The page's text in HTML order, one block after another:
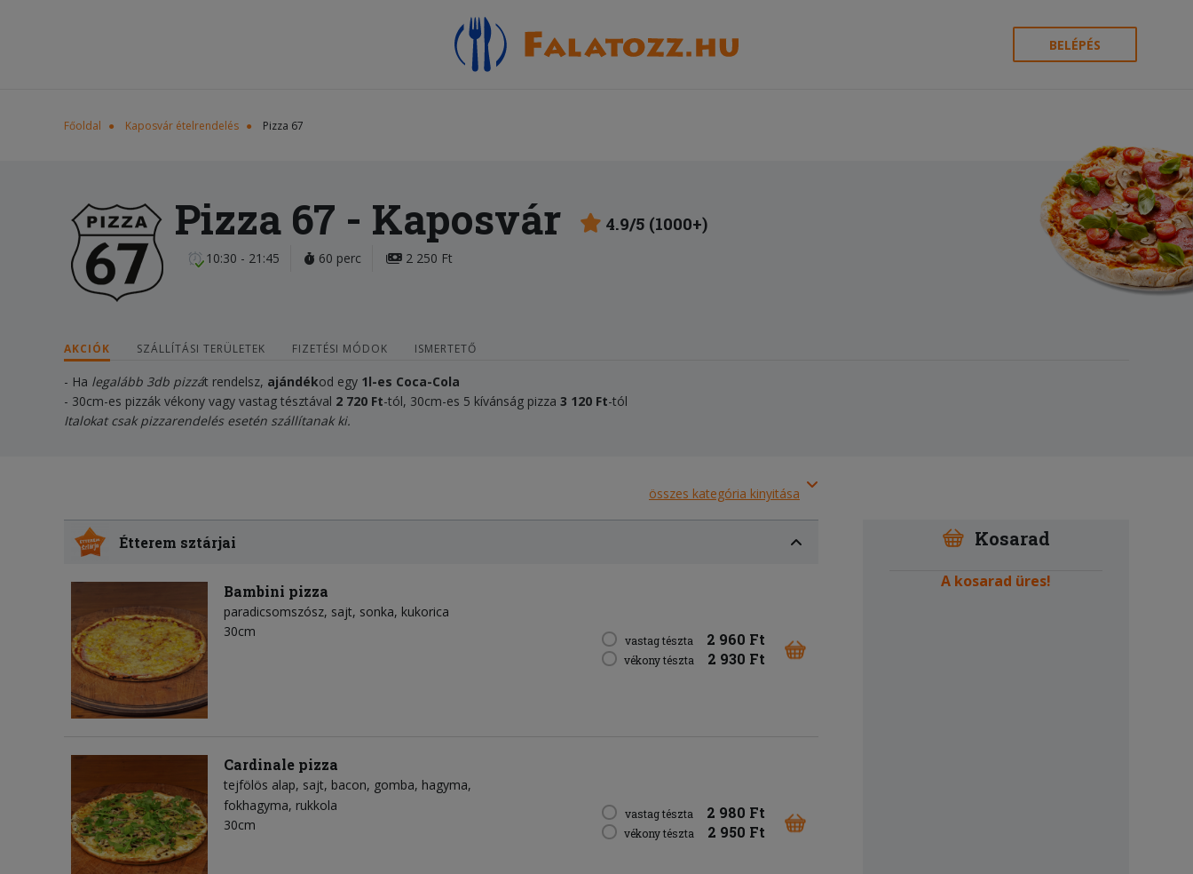
BELÉPÉS
Főoldal Kaposvár ételrendelés Pizza 67
Pizza 67 - Kaposvár 4.9/5 (1000+)
10:30 - 21:45 60 perc 2 250 Ft
AKCIÓK SZÁLLÍTÁSI TERÜLETEK FIZETÉSI MÓDOK ISMERTETŐ
- Ha legalább 3db pizzát rendelsz, ajándékod egy 1l-es Coca-Cola
- 30cm-es pizzák vékony vagy vastag tésztával 2 720 Ft-tól, 30cm-es 5 kívánság pizza 3 120 Ft-tól
Italokat csak pizzarendelés esetén szállítanak ki.
összes kategória kinyitása
Étterem sztárjai
Bambini pizza
paradicsomszósz sajt sonka kukorica
30cm
vastag tészta 2 960 Ft
vékony tészta 2 930 Ft
Cardinale pizza
tejfölös alap sajt bacon gomba hagyma
fokhagyma rukkola
30cm
vastag tészta 2 980 Ft
vékony tészta 2 950 Ft
Kosarad
A kosarad üres!